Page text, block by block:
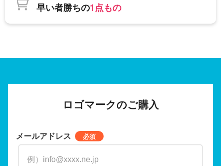
早い者勝ちの1点もの
ロゴマークのご購入
メールアドレス